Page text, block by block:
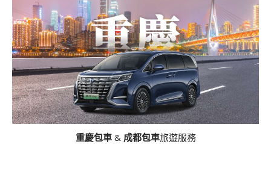
重慶包車& 成都包車旅遊服務